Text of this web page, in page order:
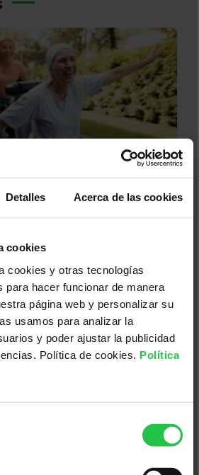
Detalles Acerca de las cookies
cookies
cookies y otras tecnologías
para hacer funcionar de manera
página web y personalizar su
usamos para analizar la
y poder ajustar la publicidad
Política de cookies. Política